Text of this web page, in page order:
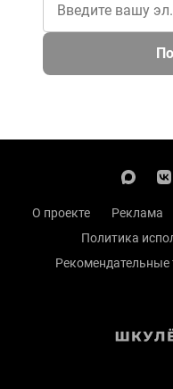
О проекте Реклама
Политика
Рекомендательные